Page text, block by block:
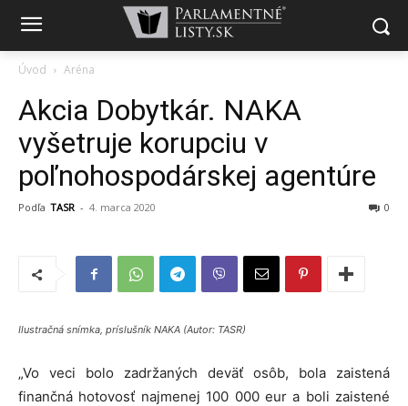
Úvod Aréna
Akcia Dobytkár. NAKA
vyšetruje korupciu v
poľnohospodárskej agentúre
Podľa TASR - 4. marca 2020 0
Ilustračná snímka, príslušník NAKA (Autor: TASR)
„Vo veci bolo zadržaných deväť osôb, bola zaistená
finančná hotovosť najmenej 100 000 eur a boli zaistené